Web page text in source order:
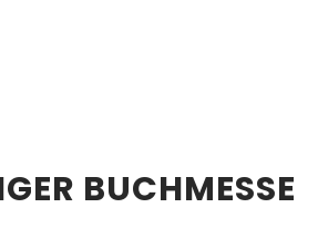
BUCHMESSE